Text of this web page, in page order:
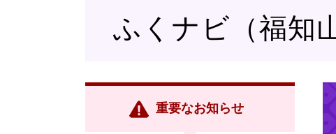
ふくナビ（福知
重要なお知らせ